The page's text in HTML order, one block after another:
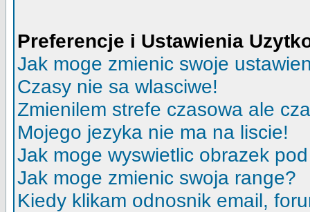
Preferencje i Ustawienia
Jak moge zmienic swoje
Czasy nie sa wlasciwe!
Zmienilem strefe czasowa ale
Mojego jezyka nie ma na liscie!
Jak moge wyswietlic obrazek
Jak moge zmienic swoja range?
Kiedy klikam odnosnik email,